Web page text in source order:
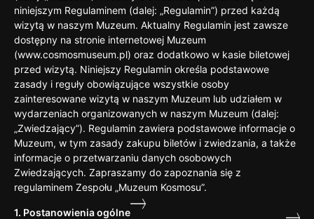
niniejszym Regulaminem (dalej: „Regulamin”) przed każdą
wizytą w naszym Muzeum. Aktualny Regulamin jest zawsze
dostępny na stronie internetowej Muzeum
(www.cosmosmuseum.pl) oraz dodatkowo w kasie biletowej
przed wizytą. Niniejszy Regulamin określa podstawowe
zasady i reguły obowiązujące wszystkie osoby
zainteresowane wizytą w naszym Muzeum lub udziałem w
wydarzeniach organizowanych w naszym Muzeum (dalej:
„Zwiedzający”). Regulamin zawiera podstawowe informacje o
Muzeum, w tym zasady zakupu biletów i zwiedzania, a także
informacje o przetwarzaniu danych osobowych
Zwiedzających. Zapraszamy do zapoznania się z
regulaminem Zespołu „Muzeum Kosmosu”.
1. Postanowienia ogólne